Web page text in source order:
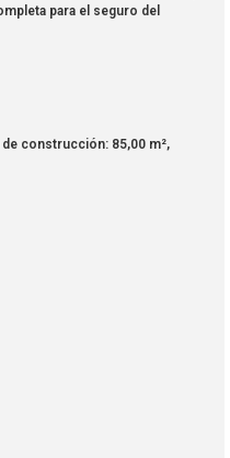
para el seguro del
de construcción: 85,00 m²,